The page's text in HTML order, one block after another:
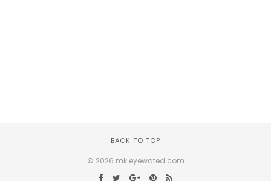
BACK TO TOP
© 2026 mk.eyewated.com